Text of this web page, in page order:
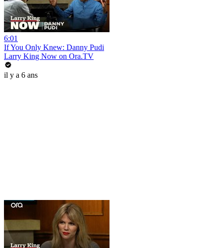
6:01
If You Only Knew: Danny Pudi
Larry King Now on Ora.TV
il y a 6 ans